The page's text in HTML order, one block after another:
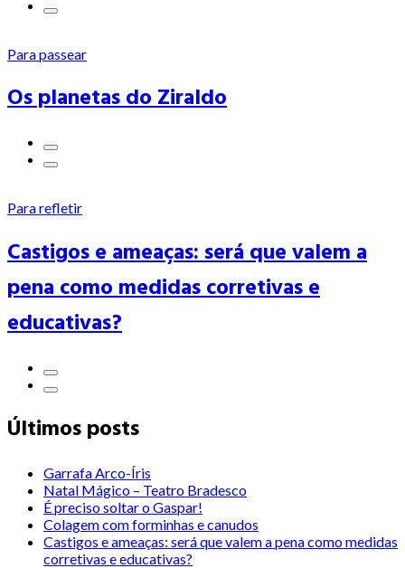
Para passear
Os planetas do Ziraldo
Para refletir
Castigos e ameaças: será que valem a
pena como medidas corretivas e
educativas?
Últimos posts
Garrafa Arco-Íris
Natal Mágico – Teatro Bradesco
É preciso soltar o Gaspar!
Colagem com forminhas e canudos
Castigos e ameaças: será que valem a pena como medidas
corretivas e educativas?